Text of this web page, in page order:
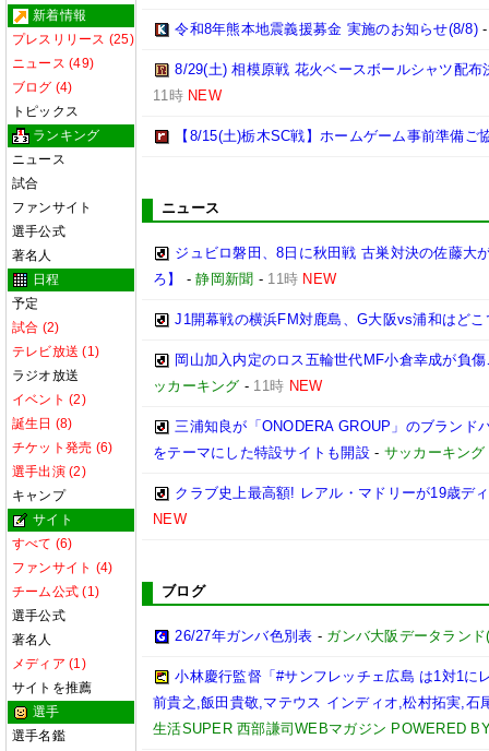
新着情報
プレスリリース (25)
ニュース (49)
ブログ (4)
トピックス
ランキング
ニュース
試合
ファンサイト
選手公式
著名人
日程
予定
試合 (2)
テレビ放送 (1)
ラジオ放送
イベント (2)
誕生日 (8)
チケット発売 (6)
選手出演 (2)
キャンプ
サイト
すべて (6)
ファンサイト (4)
チーム公式 (1)
選手公式
著名人
メディア (1)
サイトを推薦
選手
選手名鑑
令和8年熊本地震義援募金 実施のお知らせ(8/8)
8/29(土) 相模原戦 花火ベースボールシャツ配
11時 NEW
【8/15(土)栃木SC戦】ホームゲーム事前準備ご
ニュース
ジュビロ磐田、8日に秋田戦 古巣対決の佐藤大
ろ】
-静岡新聞 - 11時 NEW
J1開幕戦の横浜FM対鹿島、G大阪vs浦和はど
岡山加入内定のロス五輪世代MF小倉幸成が負
ッカーキング - 11時 NEW
三浦知良が「ONODERA GROUP」のブランド
をテーマにした特設サイトも開設 - サッカーキング
クラブ史上最高額! レアル・マドリーが19歳デ
NEW
ブログ
26/27年ガンバ色別表 - ガンバ大阪データラン
小林慶行監督「#サンフレッチェ広島 は1対1に
前貴之,飯田貴敬,マテウス インディオ,松村拓実,石
生活SUPER 西部謙司WEBマガジン POWERED